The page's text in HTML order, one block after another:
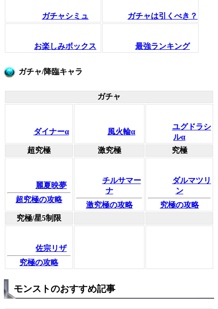
ガチャシミュ ガチャは引くべき？
お楽しみボックス 最強ランキング
ガチャ/降臨キャラ
ガチャ
ダイナーα 風火輪α
ユグドラシ
ルα
超究極
激究極 究極
麗夏映夢
超究極の攻略
チルサマー
ナ
激究極の攻略
ダルマツリ
ン
究極の攻略
究極/星5制限
佐宗リザ
究極の攻略
モンストのおすすめ記事